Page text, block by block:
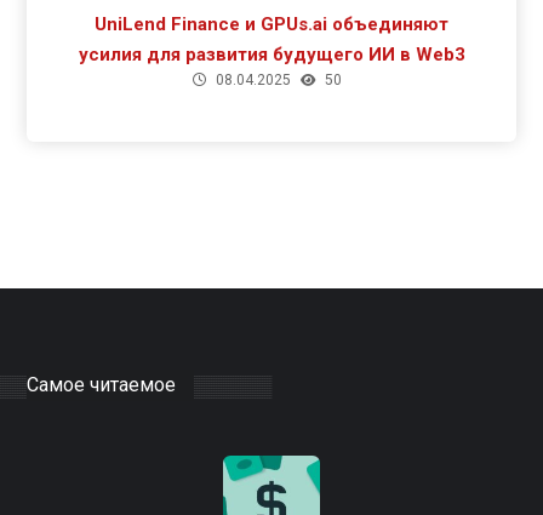
UniLend Finance и GPUs.ai объединяют
усилия для развития будущего ИИ в Web3
08.04.2025 50
Самое читаемое